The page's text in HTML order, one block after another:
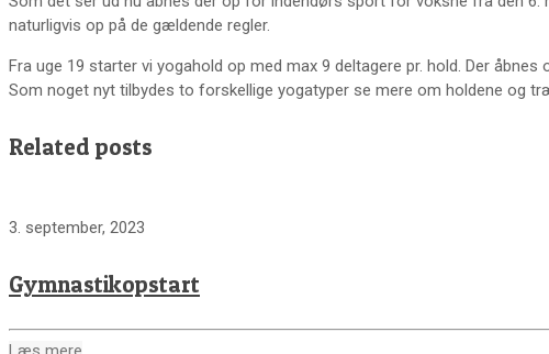
naturligvis op på de gældende regler.
Fra uge 19 starter vi yogahold op med max 9 deltagere pr. hold. Der
Som noget nyt tilbydes to forskellige yogatyper se mere om holdene og
Related posts
3. september, 2023
Gymnastikopstart